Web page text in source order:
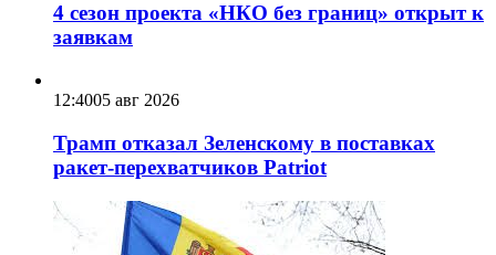
4 сезон проекта «НКО без границ» открыт к
заявкам
12:4005 авг 2026
Трамп отказал Зеленскому в поставках
ракет-перехватчиков Patriot